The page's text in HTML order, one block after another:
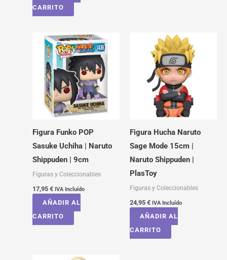
CARRITO
Figura Funko POP
Sasuke Uchiha | Naruto
Shippuden | 9cm
Figuras y Coleccionables
17,95 € IVA Incluído
AÑADIR AL
CARRITO
Figura Hucha Naruto
Sage Mode 15cm |
Naruto Shippuden |
PlasToy
Figuras y Coleccionables
24,95 € IVA Incluído
AÑADIR AL
CARRITO